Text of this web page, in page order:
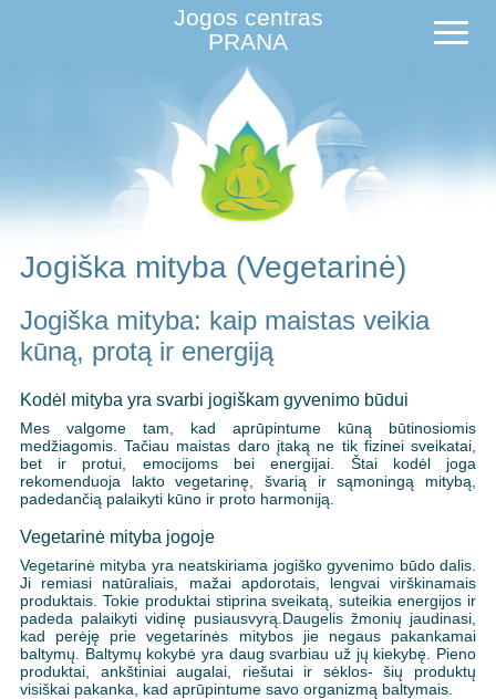
Jogos centras
PRANA
Jogiška mityba (Vegetarinė)
Jogiška mityba: kaip maistas veikia
kūną, protą ir energiją
Kodėl mityba yra svarbi jogiškam gyvenimo būdui
Mes valgome tam, kad aprūpintume kūną būtinosiomis
medžiagomis. Tačiau maistas daro įtaką ne tik fizinei sveikatai,
bet ir protui, emocijoms bei energijai. Štai kodėl joga
rekomenduoja lakto vegetarinę, švarią ir sąmoningą mitybą,
padedančią palaikyti kūno ir proto harmoniją.
Vegetarinė mityba jogoje
Vegetarinė mityba yra neatskiriama jogiško gyvenimo būdo dalis.
Ji remiasi natūraliais, mažai apdorotais, lengvai virškinamais
produktais. Tokie produktai stiprina sveikatą, suteikia energijos ir
padeda palaikyti vidinę pusiausvyrą.Daugelis žmonių jaudinasi,
kad perėję prie vegetarinės mitybos jie negaus pakankamai
baltymų. Baltymų kokybė yra daug svarbiau už jų kiekybę. Pieno
produktai, ankštiniai augalai, riešutai ir sėklos- šių produktų
visiškai pakanka, kad aprūpintume savo organizmą baltymais.